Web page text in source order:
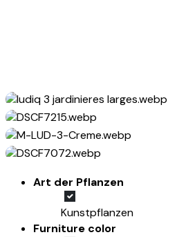
Art der Pflanzen
Kunstpflanzen
Furniture color